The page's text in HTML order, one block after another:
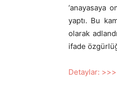
‘anayasaya
yaptı. Bu
olarak
ifade
Detaylar: >>>